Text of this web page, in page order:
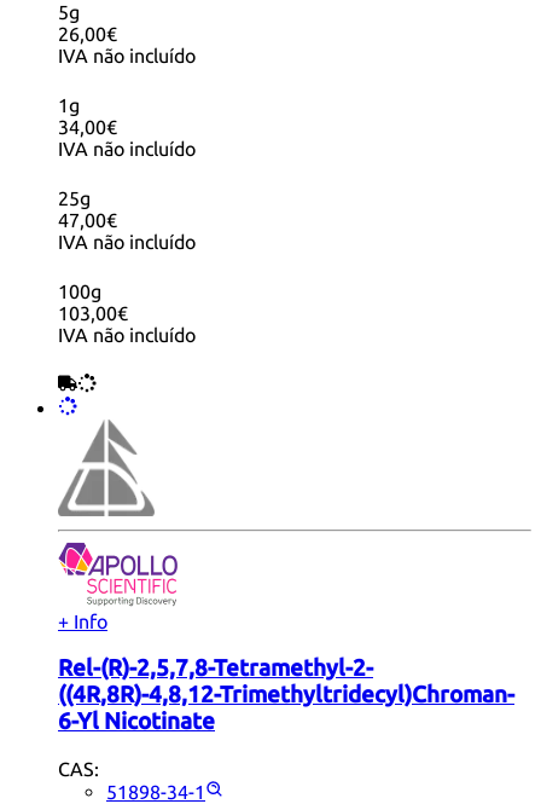
5g
26,00€
IVA não incluído
1g
34,00€
IVA não incluído
25g
47,00€
IVA não incluído
100g
103,00€
IVA não incluído
+ Info
Rel-(R)-2,5,7,8-Tetramethyl-2-
((4R,8R)-4,8,12-Trimethyltridecyl)Chroman-
6-Yl Nicotinate
CAS:
51898-34-1